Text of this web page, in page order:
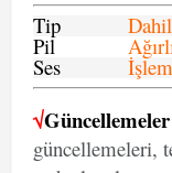
Tip
Pil
Ses
√Güncellemeler
güncellemeleri,